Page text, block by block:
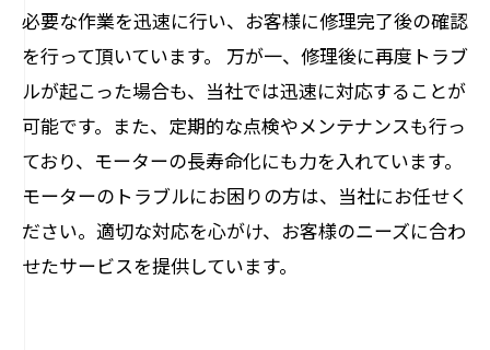
必要な作業を迅速に行い、お客様に修理完了後の確認
を行って頂いています。 万が一、修理後に再度トラブ
ルが起こった場合も、当社では迅速に対応することが
可能です。また、定期的な点検やメンテナンスも行っ
ており、モーターの長寿命化にも力を入れています。
モーターのトラブルにお困りの方は、当社にお任せく
ださい。適切な対応を心がけ、お客様のニーズに合わ
せたサービスを提供しています。